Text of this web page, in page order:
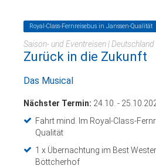
Royal-Class-Fernreisebus in Janssen-Qualität
Saison- und Eventreisen | Deutschland
Zurück in die Zukunft
Das Musical
Nächster Termin: 24.10. -
Fahrt mind. Im Royal-Class-
Qualität
1 x Übernachtung im Best
Böttcherhof